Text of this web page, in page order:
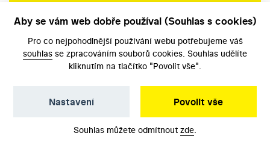
Aby se vám web dobře používal (Souhlas s cookies)
Pro co nejpohodlnější používání webu potřebujeme váš
souhlas se zpracováním souborů cookies. Souhlas udělíte
kliknutím na tlačítko "Povolit vše".
Povolit vše
Nastavení
Souhlas můžete odmítnout zde